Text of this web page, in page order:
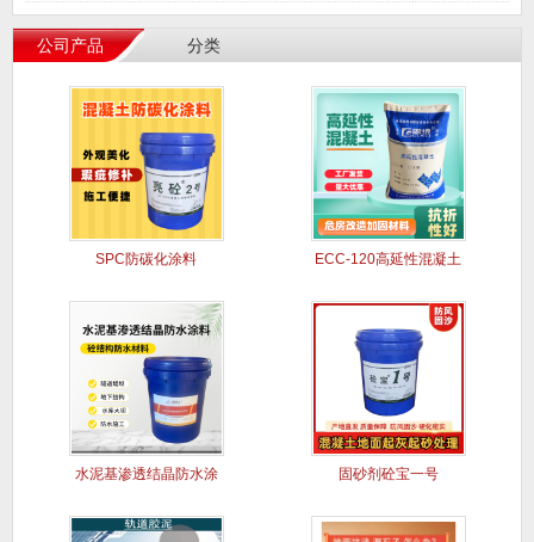
公司产品 分类
SPC防碳化涂料 ECC-120高延性混凝土
水泥基渗透结晶防水涂 固砂剂砼宝一号